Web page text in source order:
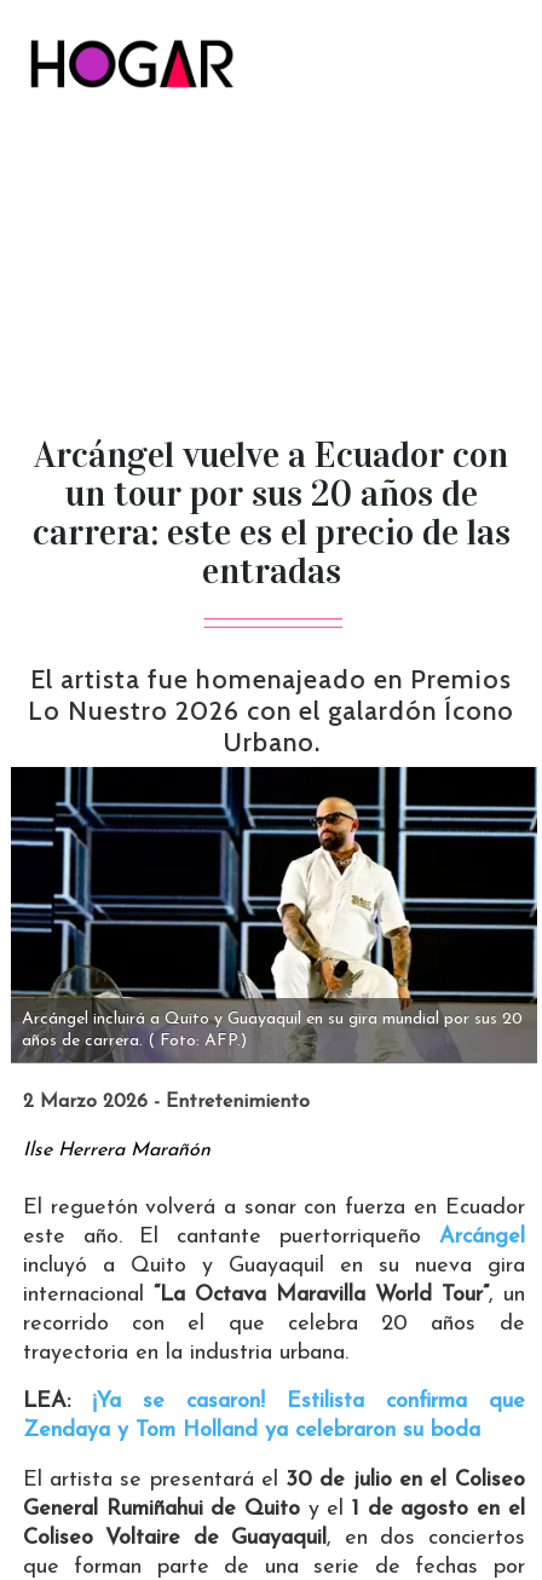
Arcángel vuelve a Ecuador con
un tour por sus 20 años de
carrera: este es el precio de las
entradas
El artista fue homenajeado en Premios
Lo Nuestro 2026 con el galardón Ícono
Urbano.
Arcángel incluirá a Quito y Guayaquil en su gira mundial por sus 20
años de carrera. ( Foto: AFP.)
2 Marzo 2026 - Entretenimiento
Ilse Herrera Marañón
El reguetón volverá a sonar con fuerza en Ecuador
este año. El cantante puertorriqueño Arcángel
incluyó a Quito y Guayaquil en su nueva gira
internacional “La Octava Maravilla World Tour”, un
recorrido con el que celebra 20 años de
trayectoria en la industria urbana.
LEA: ¡Ya se casaron! Estilista confirma que
Zendaya y Tom Holland ya celebraron su boda
El artista se presentará el 30 de julio en el Coliseo
General Rumiñahui de Quitoy el 1 de agosto en el
Coliseo Voltaire de Guayaquil , en dos conciertos
que forman parte de una serie de fechas por